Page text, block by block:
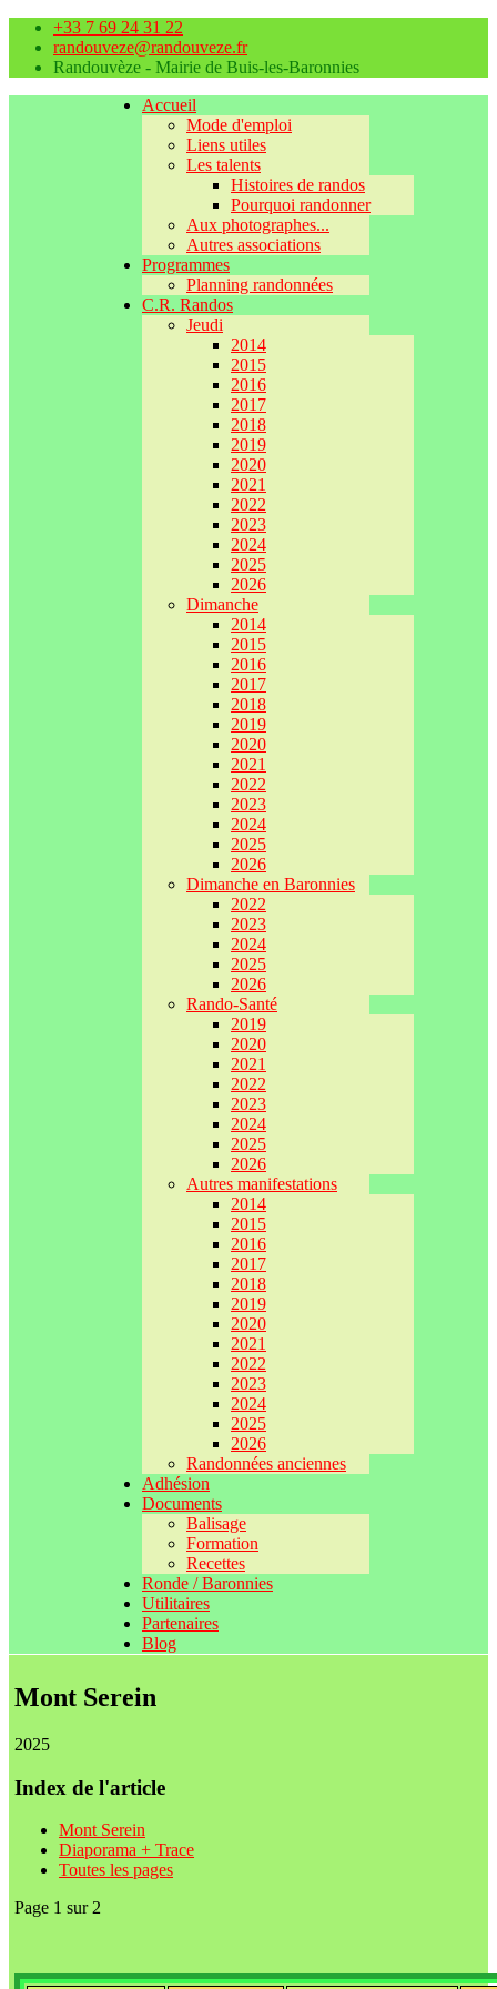
+33 7 69 24 31 22
randouveze@randouveze.fr
Randouvèze - Mairie de Buis-les-Baronnies
Accueil
Mode d'emploi
Liens utiles
Les talents
Histoires de randos
Pourquoi randonner
Aux photographes...
Autres associations
Programmes
Planning randonnées
C.R. Randos
Jeudi
2014
2015
2016
2017
2018
2019
2020
2021
2022
2023
2024
2025
2026
Dimanche
2014
2015
2016
2017
2018
2019
2020
2021
2022
2023
2024
2025
2026
Dimanche en Baronnies
2022
2023
2024
2025
2026
Rando-Santé
2019
2020
2021
2022
2023
2024
2025
2026
Autres manifestations
2014
2015
2016
2017
2018
2019
2020
2021
2022
2023
2024
2025
2026
Randonnées anciennes
Adhésion
Documents
Balisage
Formation
Recettes
Ronde / Baronnies
Utilitaires
Partenaires
Blog
Mont Serein
2025
Index de l'article
Mont Serein
Diaporama + Trace
Toutes les pages
Page 1 sur 2